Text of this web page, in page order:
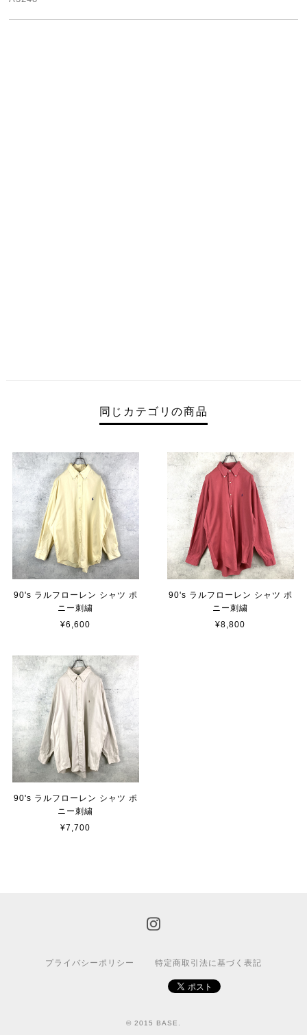
同じカテゴリの商品
90's ラルフローレン シャツ ポ
ニー刺繍
¥6,600
90's ラルフローレン シャツ ポ
ニー刺繍
¥8,800
90's ラルフローレン シャツ ポ
ニー刺繍
¥7,700
プライバシーポリシー 特定商取引法に基づく表記
© 2015 BASE.